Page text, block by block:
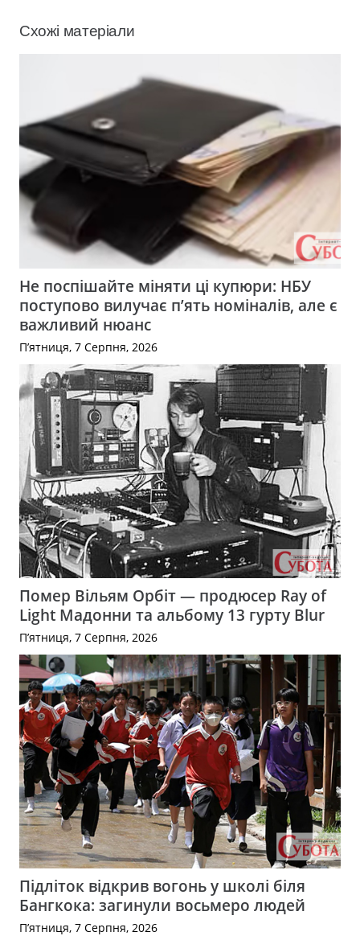
Схожі матеріали
Не поспішайте міняти ці купюри: НБУ
поступово вилучає п’ять номіналів, але є
важливий нюанс
П’ятниця, 7 Серпня, 2026
Помер Вільям Орбіт — продюсер Ray of
Light Мадонни та альбому 13 гурту Blur
П’ятниця, 7 Серпня, 2026
Підліток відкрив вогонь у школі біля
Бангкока: загинули восьмеро людей
П’ятниця, 7 Серпня, 2026